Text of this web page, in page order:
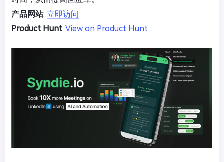
产品网站: 立即访问
Product Hunt: View on Product Hunt